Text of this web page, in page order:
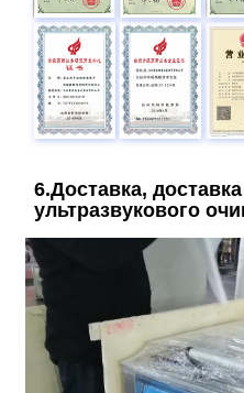
6.Доставка,
ультразвукового